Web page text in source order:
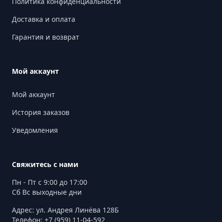
Доставка и оплата
Гарантия и возврат
Мой аккаунт
Мой аккаунт
История заказов
Уведомления
Свяжитесь с нами
Пн - Пт с 9:00 до 17:00
Сб Вс выходные дни
Адрес: ул. Андрея Линёва 128Б
Телефон: +7 (959) 11-04-592